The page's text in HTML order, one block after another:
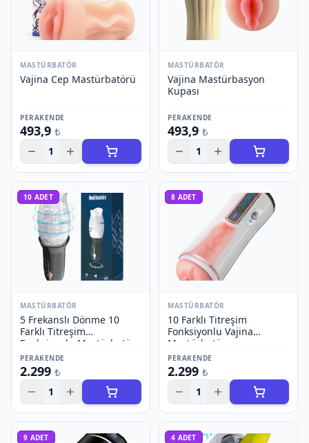
MASTÜRBATÖR
Vajina Cep Mastürbatörü
PERAKENDE
493,9 ₺
1
MASTÜRBATÖR
Vajina Mastürbasyon
Kupası
PERAKENDE
493,9 ₺
1
10 ADET
MASTÜRBATÖR
5 Frekanslı Dönme 10
Farklı Titreşim
Fonksiyonlu Mastürbatör
PERAKENDE
2.299 ₺
1
8 ADET
MASTÜRBATÖR
10 Farklı Titreşim
Fonksiyonlu Vajina
Mastürbatör
PERAKENDE
2.299 ₺
1
9 ADET 4 ADET